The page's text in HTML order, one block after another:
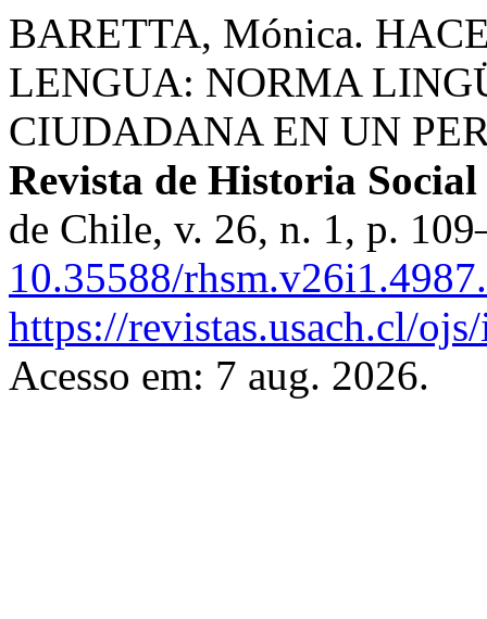
BARETTA, Mónica.
LENGUA: NORMA
CIUDADANA EN UN
Revista de Historia
de Chile, v. 26, n. 1, p.
10.35588/rhsm.v26i1.4987.
https://revistas.usach.cl/
Acesso em: 7 aug. 2026.